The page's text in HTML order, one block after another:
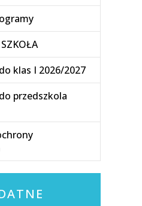
klas I 2026/2027
przedszkola